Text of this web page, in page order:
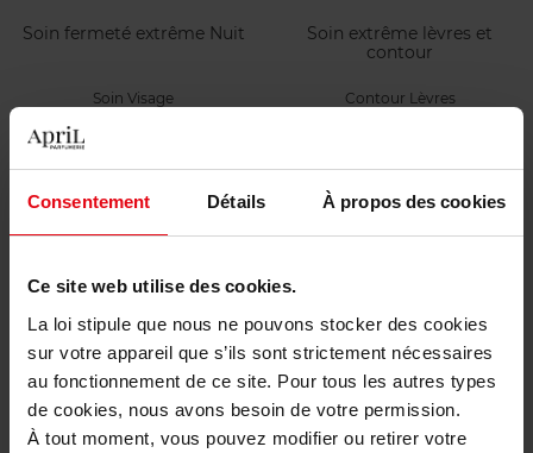
Consentement Détails À propos des cookies
Ce site web utilise des cookies.
La loi stipule que nous ne pouvons stocker des cookies
sur votre appareil que s’ils sont strictement nécessaires
au fonctionnement de ce site. Pour tous les autres types
de cookies, nous avons besoin de votre permission.
À tout moment, vous pouvez modifier ou retirer votre
Soin fermeté extrême Nuit
Soin Visage
Soin extrême lèvres et
contour
Contour Lèvres
APRIL APRIL